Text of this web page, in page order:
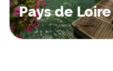
Pays de Loire